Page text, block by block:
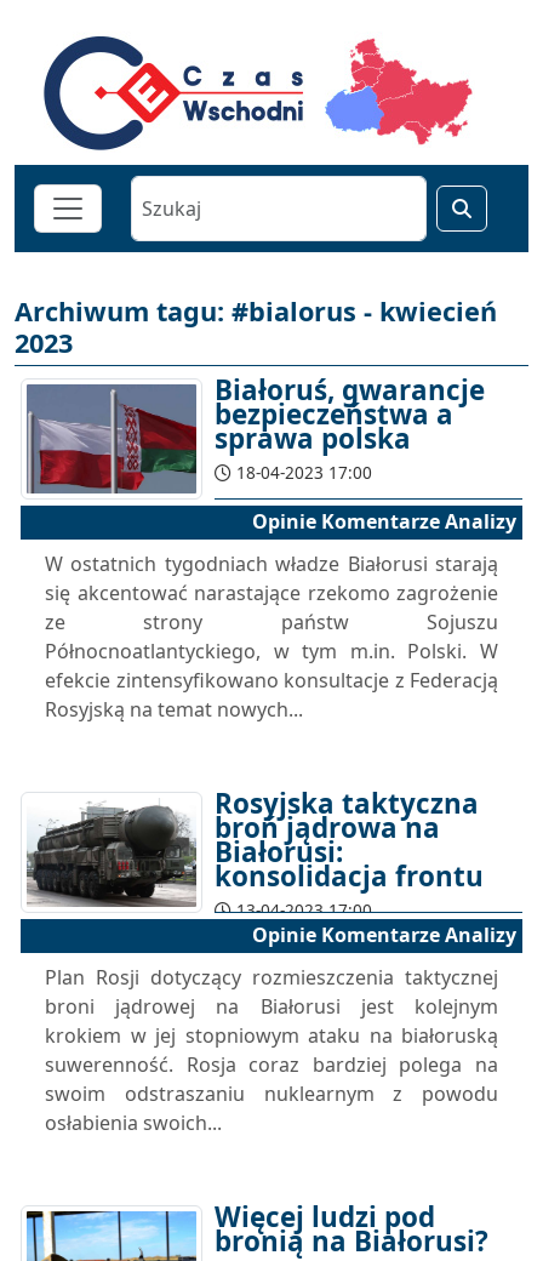
Archiwum tagu: #bialorus - kwiecień
2023
Białoruś, gwarancje
bezpieczeństwa a
sprawa polska
18-04-2023 17:00
Opinie Komentarze Analizy
W ostatnich tygodniach władze Białorusi starają
się akcentować narastające rzekomo zagrożenie
ze strony państw Sojuszu
Północnoatlantyckiego, w tym m.in. Polski. W
efekcie zintensyfikowano konsultacje z Federacją
Rosyjską na temat nowych...
Rosyjska taktyczna
broń jądrowa na
Białorusi:
konsolidacja frontu
13-04-2023 17:00
Opinie Komentarze Analizy
Plan Rosji dotyczący rozmieszczenia taktycznej
broni jądrowej na Białorusi jest kolejnym
krokiem w jej stopniowym ataku na białoruską
suwerenność. Rosja coraz bardziej polega na
swoim odstraszaniu nuklearnym z powodu
osłabienia swoich...
Więcej ludzi pod
bronią na Białorusi?